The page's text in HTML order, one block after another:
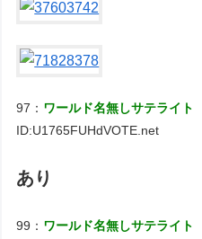
97： ワールド名無しサテライト
ID:U1765FUHdVOTE.net
あり
99： ワールド名無しサテライト